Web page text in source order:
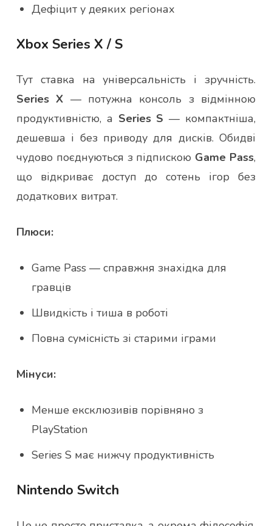
Дефіцит у деяких регіонах
Xbox Series X / S
Тут ставка на універсальність і зручність.
Series X — потужна консоль з відмінною
продуктивністю, а Series S — компактніша,
дешевша і без приводу для дисків. Обидві
чудово поєднуються з підпискою Game Pass,
що відкриває доступ до сотень ігор без
додаткових витрат.
Плюси:
Game Pass — справжня знахідка для
гравців
Швидкість і тиша в роботі
Повна сумісність зі старими іграми
Мінуси:
Менше ексклюзивів порівняно з
PlayStation
Series S має нижчу продуктивність
Nintendo Switch